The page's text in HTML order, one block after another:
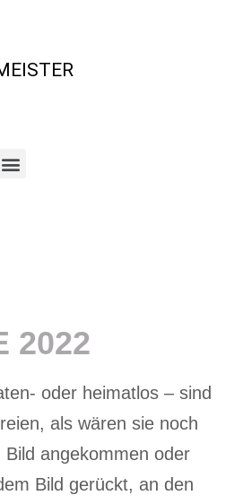
2022
oder heimatlos – sind
als wären sie noch
angekommen oder
Bild gerückt, an den